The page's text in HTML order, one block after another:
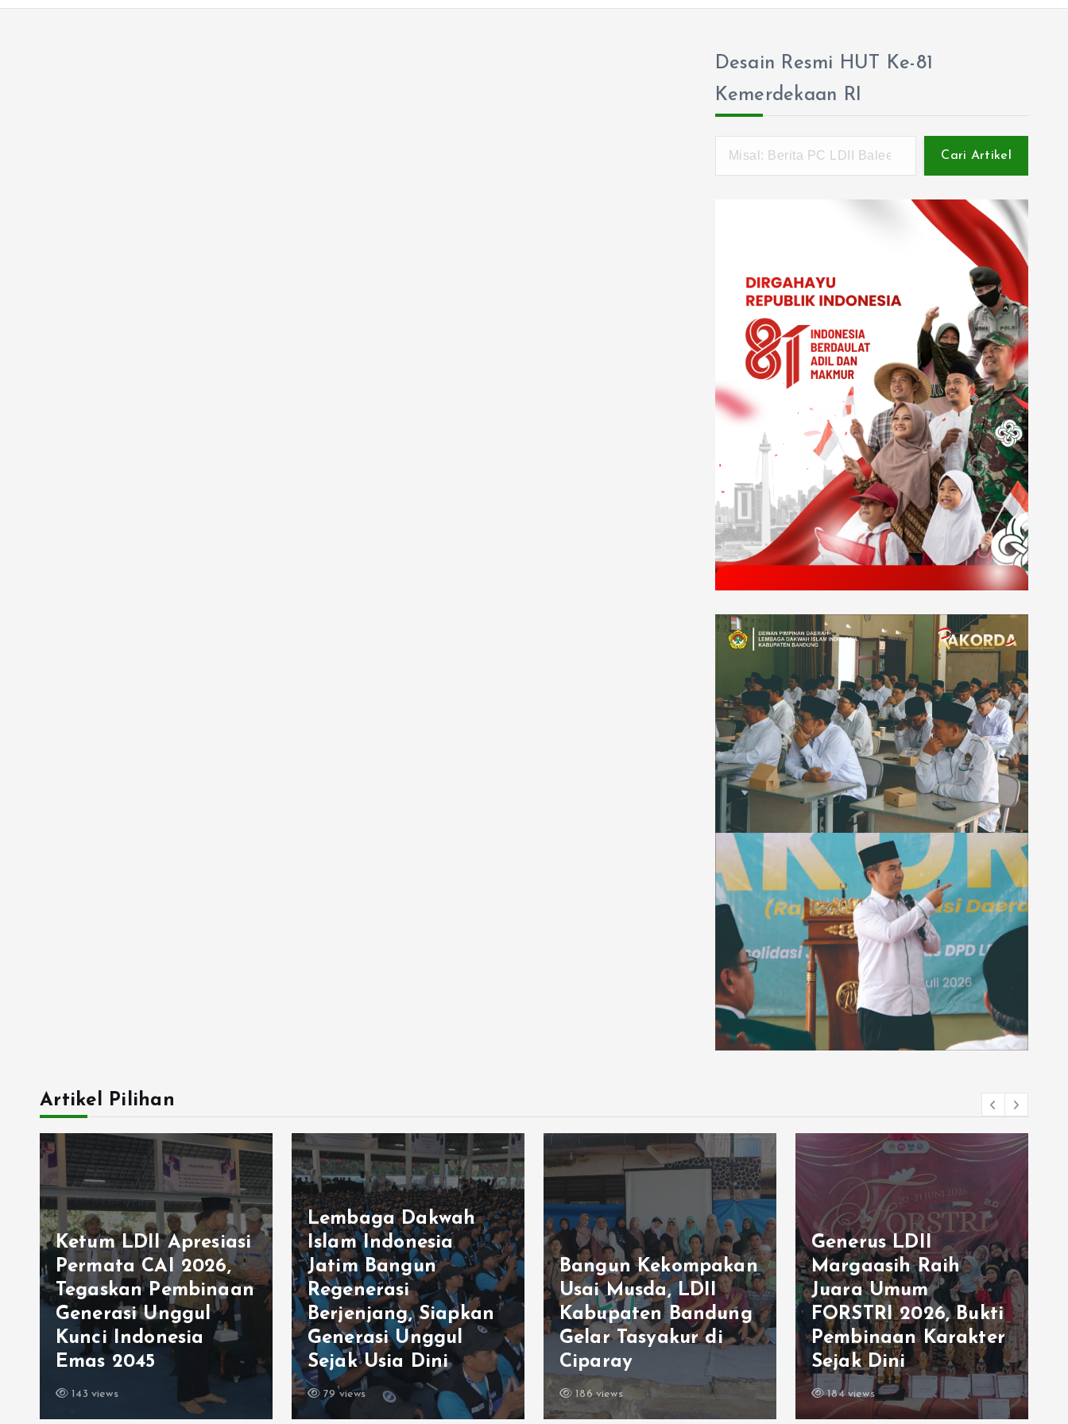
Desain Resmi HUT Ke-81
Kemerdekaan RI
Cari Artikel
Artikel Pilihan
Ketum LDII Apresiasi
Permata CAI 2026,
Tegaskan Pembinaan
Generasi Unggul
Kunci Indonesia
Emas 2045
143 views
Lembaga Dakwah
Islam Indonesia
Jatim Bangun
Regenerasi
Berjenjang, Siapkan
Generasi Unggul
Sejak Usia Dini
79 views
Bangun Kekompakan
Usai Musda, LDII
Kabupaten Bandung
Gelar Tasyakur di
Ciparay
186 views
Generus LDII
Margaasih Raih
Juara Umum
FORSTRI 2026, Bukti
Pembinaan Karakter
Sejak Dini
184 views